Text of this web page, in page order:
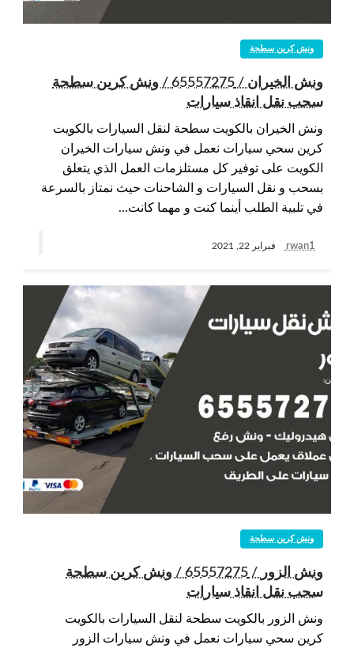
ونش كرين سطحة
ونش الخيران / 65557275 / ونش كرين سطحة
سحب نقل انقاذ سيارات
ونش الخيران بالكويت سطحة لنقل السيارات بالكويت
كرين سحي سيارات نعمل في ونش سيارات الخيران
الكويت على توفير كل مستلزمات العمل الذي يتعلق
بسحب و نقل السيارات و الشاحنات حيث نمتاز بالسرعة
في تلبية الطلب أينما كنت و مهما كانت…
rwan1 فبراير 22, 2021
ونش كرين سطحة
ونش الزور / 65557275 / ونش كرين سطحة
سحب نقل انقاذ سيارات
ونش الزور بالكويت سطحة لنقل السيارات بالكويت
كرين سحي سيارات نعمل في ونش سيارات الزور